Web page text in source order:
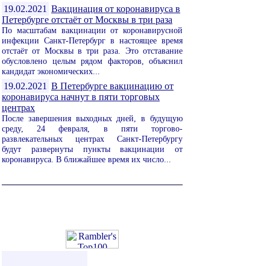
19.02.2021 Вакцинация от коронавируса в
Петербурге отстаёт от Москвы в три раза
По масштабам вакцинации от коронавирусной
инфекции Санкт-Петербург в настоящее время
отстаёт от Москвы в три раза. Это отставание
обусловлено целым рядом факторов, объяснил
кандидат экономических...
19.02.2021 В Петербурге вакцинацию от
коронавируса начнут в пяти торговых
центрах
После завершения выходных дней, в будущую
среду, 24 февраля, в пяти торгово-
развлекательных центрах Санкт-Петербургу
будут развернуты пункты вакцинации от
коронавируса. В ближайшее время их число...